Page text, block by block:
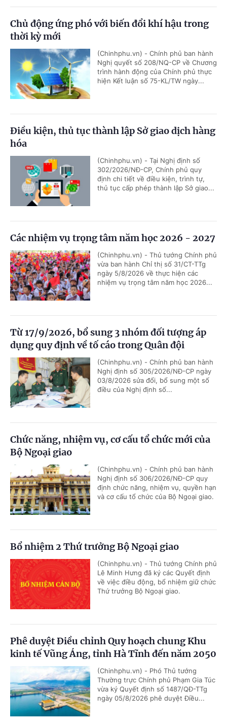
Chủ động ứng phó với biến đổi khí hậu trong
thời kỳ mới
(Chinhphu.vn) - Chính phủ ban hành
Nghị quyết số 208/NQ-CP về Chương
trình hành động của Chính phủ thực
hiện Kết luận số 75-KL/TW ngày...
Điều kiện, thủ tục thành lập Sở giao dịch hàng
hóa
(Chinhphu.vn) - Tại Nghị định số
302/2026/NĐ-CP, Chính phủ quy
định chi tiết về điều kiện, trình tự,
thủ tục cấp phép thành lập Sở giao...
Các nhiệm vụ trọng tâm năm học 2026 - 2027
(Chinhphu.vn) - Thủ tướng Chính phủ
vừa ban hành Chỉ thị số 31/CT-TTg
ngày 5/8/2026 về thực hiện các
nhiệm vụ trọng tâm năm học 2026...
Từ 17/9/2026, bổ sung 3 nhóm đối tượng áp
dụng quy định về tố cáo trong Quân đội
(Chinhphu.vn) - Chính phủ ban hành
Nghị định số 305/2026/NĐ-CP ngày
03/8/2026 sửa đổi, bổ sung một số
điều của Nghị định số...
Chức năng, nhiệm vụ, cơ cấu tổ chức mới của
Bộ Ngoại giao
(Chinhphu.vn) - Chính phủ ban hành
Nghị định số 306/2026/NĐ-CP quy
định chức năng, nhiệm vụ, quyền hạn
và cơ cấu tổ chức của Bộ Ngoại giao.
Bổ nhiệm 2 Thứ trưởng Bộ Ngoại giao
(Chinhphu.vn) - Thủ tướng Chính phủ
Lê Minh Hưng đã ký các Quyết định
về việc điều động, bổ nhiệm giữ chức
Thứ trưởng Bộ Ngoại giao.
Phê duyệt Điều chỉnh Quy hoạch chung Khu
kinh tế Vũng Áng, tỉnh Hà Tĩnh đến năm 2050
(Chinhphu.vn) - Phó Thủ tướng
Thường trực Chính phủ Phạm Gia Túc
vừa ký Quyết định số 1487/QĐ-TTg
ngày 05/8/2026 phê duyệt Điều...